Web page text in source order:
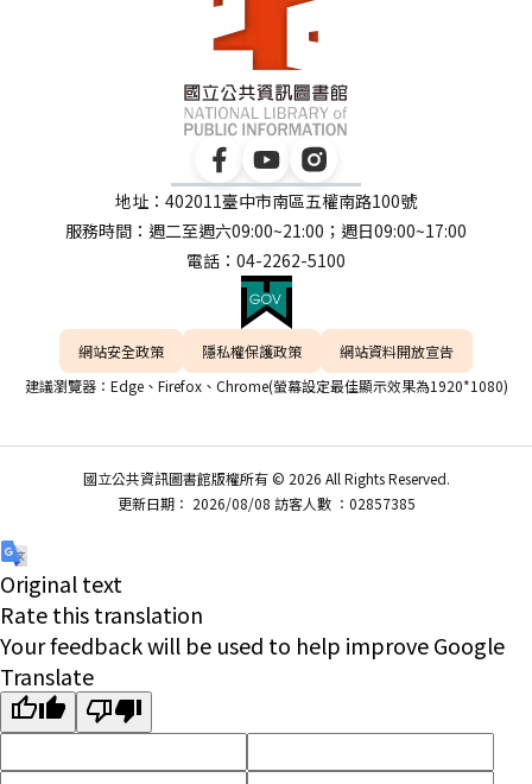
地址：402011臺中市南區五權南路100號
服務時間：週二至週六09:00~21:00；週日09:00~17:00
電話：04-2262-5100
網站安全政策 隱私權保護政策
網站資料開放宣告
建議瀏覽器：Edge、Firefox、Chrome(螢幕設定最佳顯示效果為1920*1080)
國立公共資訊圖書館版權所有 © 2026 All Rights Reserved.
更新日期： 2026/08/08 訪客人數 ：02857385
Original text
Rate this translation
Your feedback will be used to help improve Google
Translate